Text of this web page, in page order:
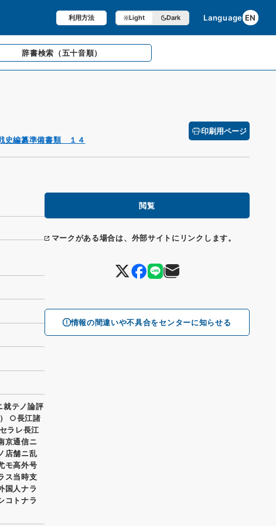
利用方法 Light Dark Language EN
辞書検索 （五十音順）
史編纂準備書類 １４
印刷用ページ
閲覧
マークがある場合は、外部サイトにリンクします。
情報の間違いや不具合をセンターに知らせる
就テノ論評
○長江諸
ラレ長江
京通信ニ
店舗ニ乱
モ高外号
ス当時支
国人ナラ
コトナラ